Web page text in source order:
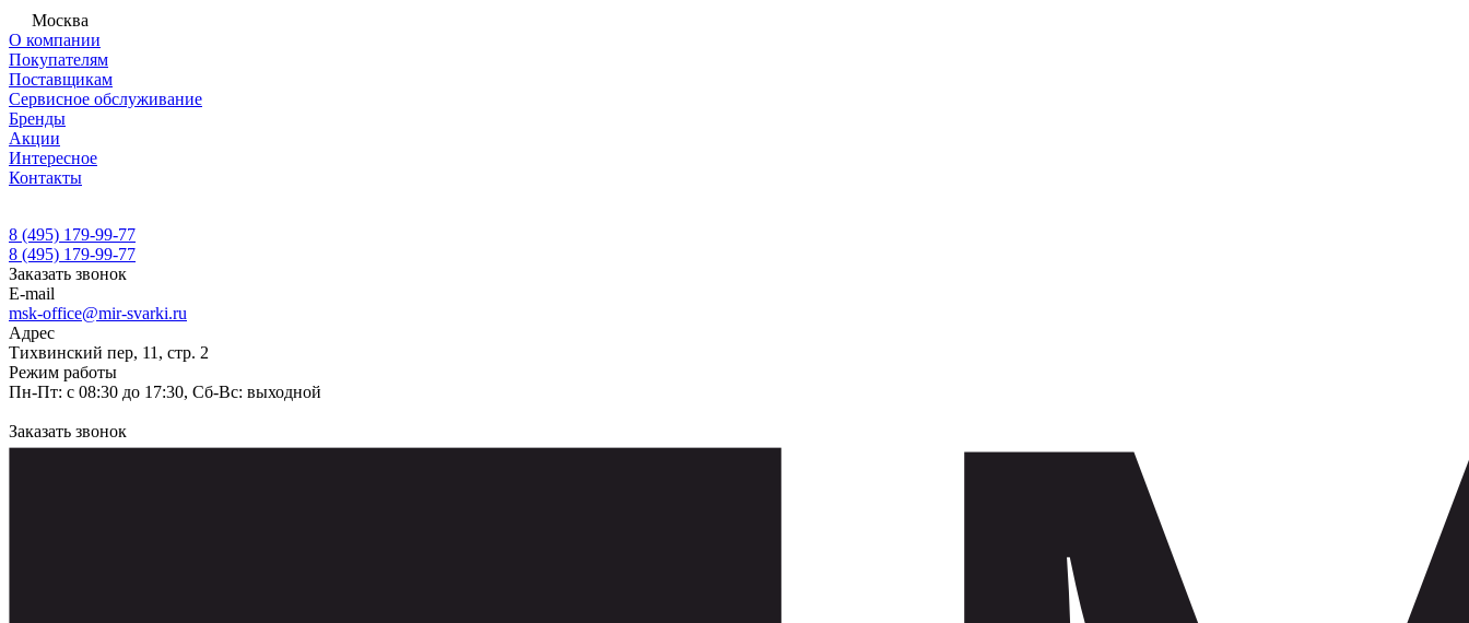
Москва
О компании
Покупателям
Поставщикам
Сервисное обслуживание
Бренды
Акции
Интересное
Контакты
8 (495) 179-99-77
8 (495) 179-99-77
Заказать звонок
E-mail
msk-office@mir-svarki.ru
Адрес
Тихвинский пер, 11, стр. 2
Режим работы
Пн-Пт: с 08:30 до 17:30, Сб-Вс: выходной
Заказать звонок